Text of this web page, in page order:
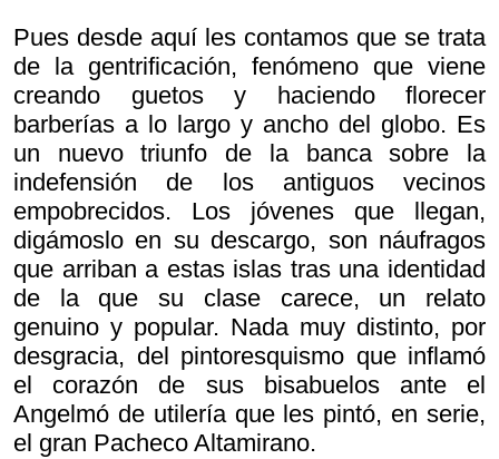
Pues desde aquí les contamos que se trata
de la gentrificación, fenómeno que viene
creando guetos y haciendo florecer
barberías a lo largo y ancho del globo. Es
un nuevo triunfo de la banca sobre la
indefensión de los antiguos vecinos
empobrecidos. Los jóvenes que llegan,
digámoslo en su descargo, son náufragos
que arriban a estas islas tras una identidad
de la que su clase carece, un relato
genuino y popular. Nada muy distinto, por
desgracia, del pintoresquismo que inflamó
el corazón de sus bisabuelos ante el
Angelmó de utilería que les pintó, en serie,
el gran Pacheco Altamirano.